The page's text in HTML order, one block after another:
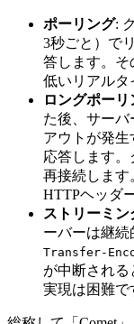
ポーリング:
3秒ごと）で
答します。そ
低いリアルタ
ロングポーリ
た後、サー
アウトが発
応答します
再接続します
HTTPヘッダ
ストリーミン
ーバーは継続
Transfer-
が中断され
実現は困難で